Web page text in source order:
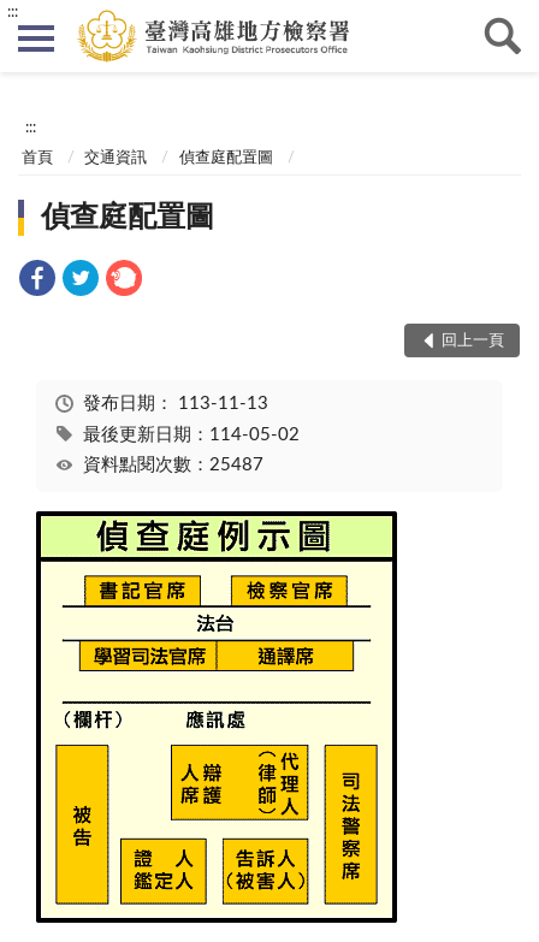
:::
:::
首頁 交通資訊 偵查庭配置圖
偵查庭配置圖
回上一頁
發布日期： 113-11-13
最後更新日期：114-05-02
資料點閱次數：25487